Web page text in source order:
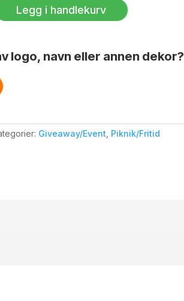
Legg i handlekurv
logo, navn eller annen dekor?
Giveaway/Event Piknik/Fritid